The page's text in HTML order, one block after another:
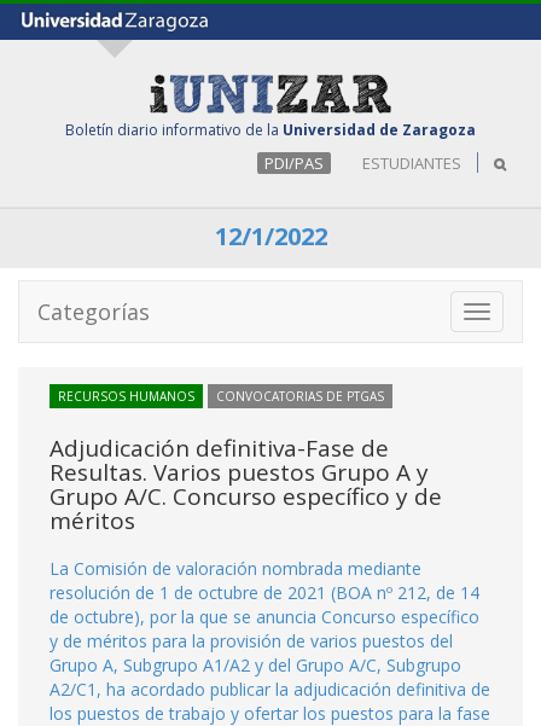
Boletín diario informativo de la Universidad de Zaragoza
PDI/PAS ESTUDIANTES
12/1/2022
Toggle
Categorías
RECURSOS HUMANOS CONVOCATORIAS DE PTGAS
Adjudicación definitiva-Fase de
Resultas. Varios puestos Grupo A y
Grupo A/C. Concurso específico y de
méritos
La Comisión de valoración nombrada mediante
resolución de 1 de octubre de 2021 (BOA nº 212, de 14
de octubre), por la que se anuncia Concurso específico
y de méritos para la provisión de varios puestos del
Grupo A, Subgrupo A1/A2 y del Grupo A/C, Subgrupo
A2/C1, ha acordado publicar la adjudicación definitiva de
los puestos de trabajo y ofertar los puestos para la fase